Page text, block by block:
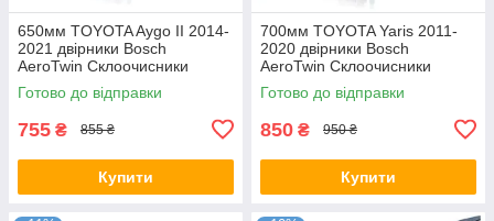
650мм TOYOTA Aygo II 2014-
2021 двірники Bosch
AeroTwin Склоочисники
Готово до відправки
755 ₴ 855 ₴
Купити
700мм TOYOTA Yaris 2011-
2020 двірники Bosch
AeroTwin Склоочисники
Готово до відправки
850 ₴ 950 ₴
Купити